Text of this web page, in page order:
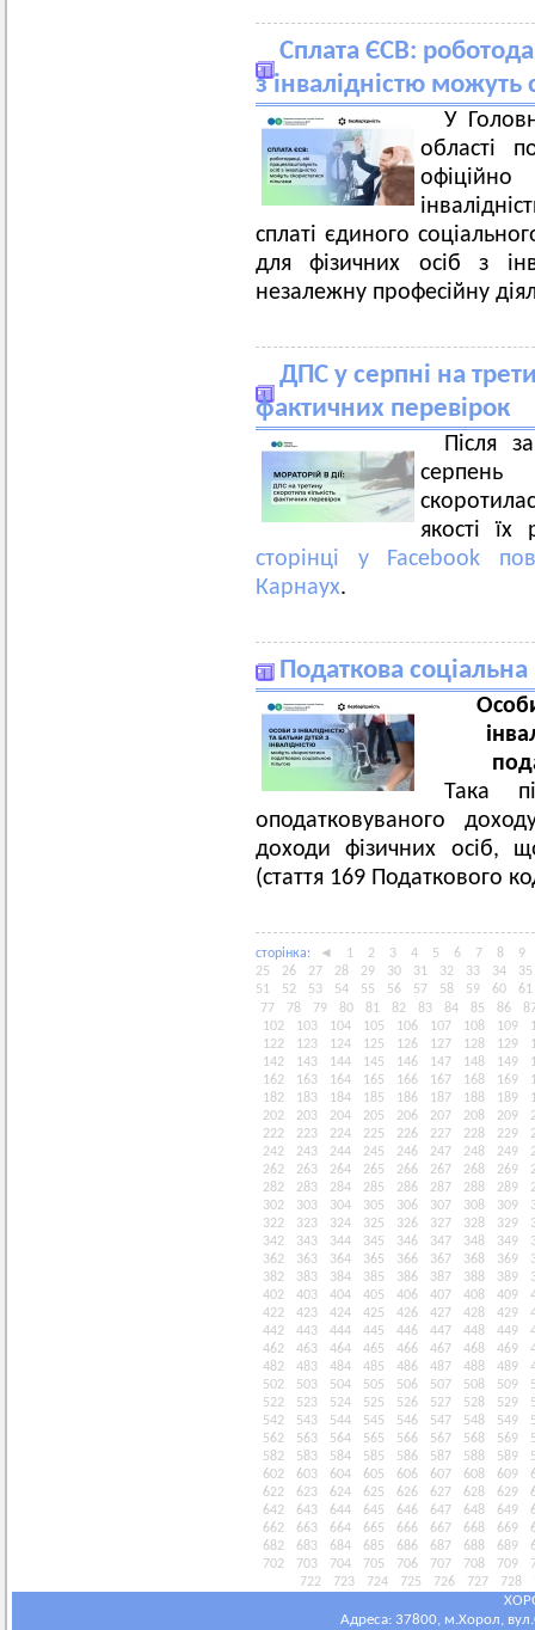
Сплата ЄСВ:
з інвалідністю можуть
У
області
сплаті єдиного
для фізичних осіб з
незалежну професійну
ДПС у серпні на
фактичних перевірок
Після
серпень
якості
сторінці у Facebook
Карнаух.
Податкова соціальна
Така
оподатковуваного
доходи фізичних осіб,
(стаття 169 Податкового
сторiнка: ◄ 1 2 3 4 5 6 7 8
9
25
26 27 28 29 30 31 32 33 34
35
51
52 53 54 55 56 57 58 59 60
61
77
78 79 80 81 82 83 84 85 86
102
103 104 105 106 107 108 109
122
123 124 125 126 127 128 129
142
143 144 145 146 147 148 149
162
163 164 165 166 167 168 169
182
183 184 185 186 187 188 189
202
203 204 205 206 207 208 209
222
223 224 225 226 227 228 229
242
243 244 245 246 247 248 249
262
263 264 265 266 267 268 269
282
283 284 285 286 287 288 289
302
303 304 305 306 307 308 309
322
323 324 325 326 327 328 329
342
343 344 345 346 347 348 349
362
363 364 365 366 367 368 369
382
383 384 385 386 387 388 389
402
403 404 405 406 407 408 409
422
423 424 425 426 427 428 429
442
443 444 445 446 447 448 449
462
463 464 465 466 467 468 469
482
483 484 485 486 487 488 489
502
503 504 505 506 507 508 509
522
523 524 525 526 527 528 529
542
543 544 545 546 547 548 549
562
563 564 565 566 567 568 569
582
583 584 585 586 587 588 589
602
603 604 605 606 607 608 609
622
623 624 625 626 627 628 629
642
643 644 645 646 647 648 649
662
663 664 665 666 667 668 669
682
683 684 685 686 687 688 689
702
703 704 705 706 707 708 709
722
723 724 725 726 727 728
Адреса: 37800, м.Хорол,